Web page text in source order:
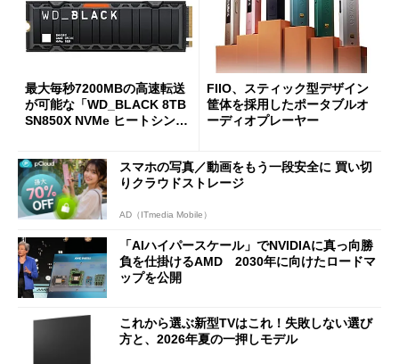
最大毎秒7200MBの高速転送
が可能な「WD_BLACK 8TB
SN850X NVMe ヒートシンク
FIIO、スティック型デザイン
筐体を採用したポータブルオ
ーディオプレーヤー
スマホの写真／動画をもう一段安全に 買い切
りクラウドストレージ
AD（ITmedia Mobile）
「AIハイパースケール」でNVIDIAに真っ向勝
負を仕掛けるAMD 2030年に向けたロードマ
ップを公開
これから選ぶ新型TVはこれ！失敗しない選び
方と、2026年夏の一押しモデル